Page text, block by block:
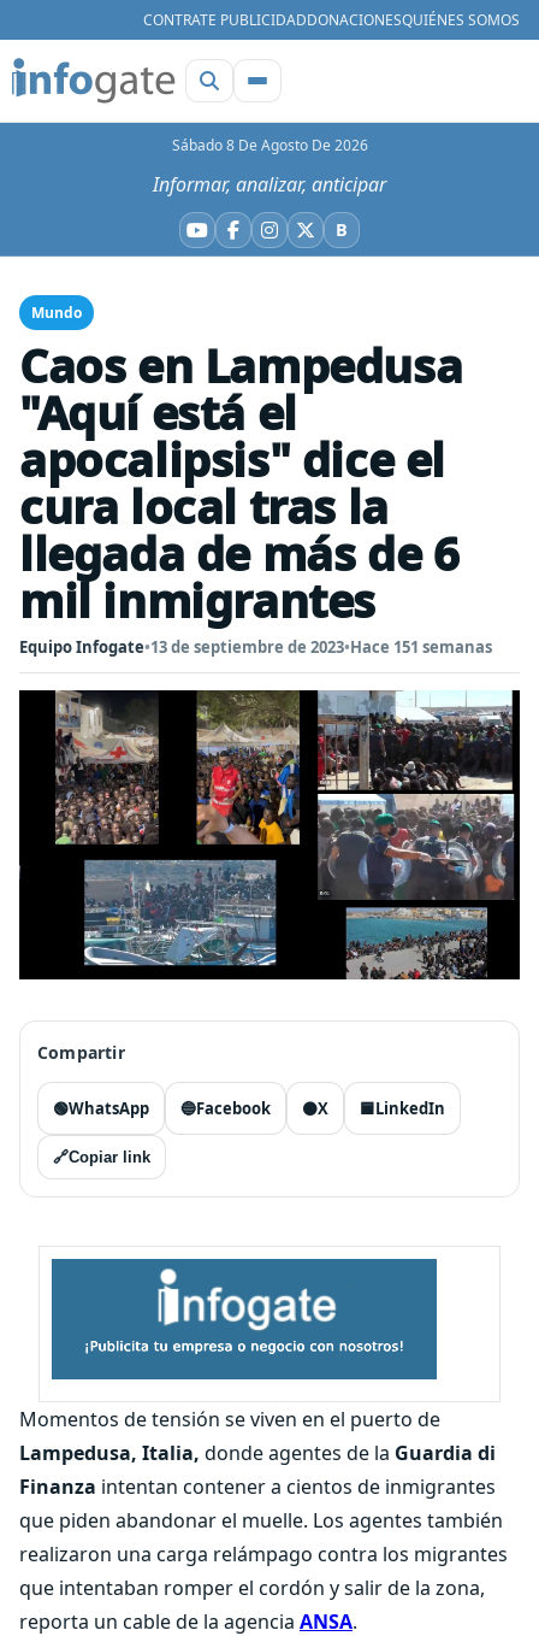
CONTRATE PUBLICIDADDONACIONESQUIÉNES SOMOS
Sábado 8 De Agosto De 2026
Informar, analizar, anticipar
YouTube
Facebook
Instagram
X BBluesky
Mundo
Caos en Lampedusa
"Aquí está el
apocalipsis" dice el
cura local tras la
llegada de más de 6
mil inmigrantes
Equipo Infogate•13 de septiembre de 2023•Hace 151 semanas
Compartir
🟢WhatsApp 🔵Facebook ⚫X 🟦LinkedIn
🔗Copiar link
Momentos de tensión se viven en el puerto de
Lampedusa, Italia, donde agentes de la Guardia di
Finanza intentan contener a cientos de inmigrantes
que piden abandonar el muelle. Los agentes también
realizaron una carga relámpago contra los migrantes
que intentaban romper el cordón y salir de la zona,
reporta un cable de la agencia ANSA.